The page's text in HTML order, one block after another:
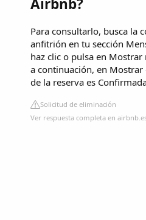
Airbnb?
Para consultarlo, busca la
anfitrión en tu sección
haz clic o pulsa en Mostrar
a continuación, en Mostrar
de la reserva es
Solicitud de eliminación
Ver respuesta completa en